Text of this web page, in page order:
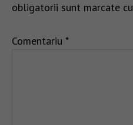
obligatorii sunt marcate cu
Comentariu *